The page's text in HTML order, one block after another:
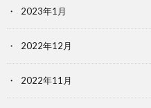
2023年1月
2022年12月
2022年11月